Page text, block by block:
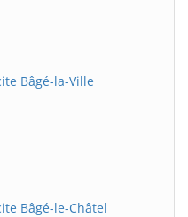
Bâgé-la-Ville
Bâgé-le-Châtel